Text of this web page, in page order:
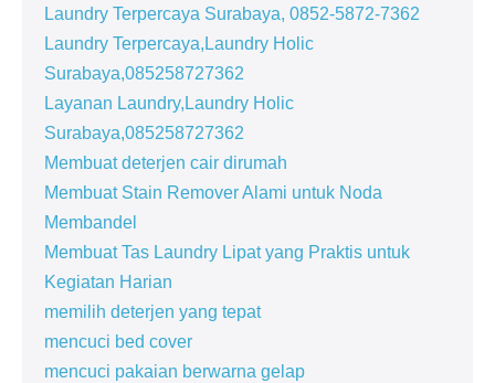
Laundry Terpercaya Surabaya, 0852-5872-7362
Laundry Terpercaya,Laundry Holic
Surabaya,085258727362
Layanan Laundry,Laundry Holic
Surabaya,085258727362
Membuat deterjen cair dirumah
Membuat Stain Remover Alami untuk Noda
Membandel
Membuat Tas Laundry Lipat yang Praktis untuk
Kegiatan Harian
memilih deterjen yang tepat
mencuci bed cover
mencuci pakaian berwarna gelap